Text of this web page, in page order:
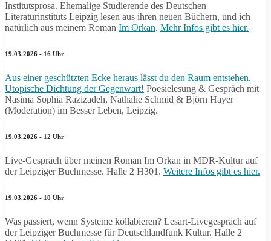
Institutsprosa. Ehemalige Studierende des Deutschen
Literaturinstituts Leipzig lesen aus ihren neuen Büchern, und ich
natürlich aus meinem Roman Im Orkan. Mehr Infos gibt es hier.
19.03.2026 - 16 Uhr
Aus einer geschützten Ecke heraus lässt du den Raum entstehen.
Utopische Dichtung der Gegenwart! Poesielesung & Gespräch mit
Nasima Sophia Razizadeh, Nathalie Schmid & Björn Hayer
(Moderation) im Besser Leben, Leipzig.
19.03.2026 - 12 Uhr
Live-Gespräch über meinen Roman Im Orkan in MDR-Kultur auf
der Leipziger Buchmesse. Halle 2 H301. Weitere Infos gibt es hier.
19.03.2026 - 10 Uhr
Was passiert, wenn Systeme kollabieren? Lesart-Livegespräch auf
der Leipziger Buchmesse für Deutschlandfunk Kultur. Halle 2